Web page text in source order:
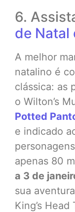
6.
de Natal
A melhor
natalino é
clássica: as
o Wilton’s
Potted
e indicado
apenas 80
a 3 de
sua
King’s